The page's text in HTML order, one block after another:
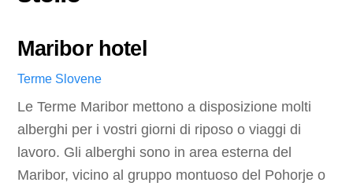
Maribor hotel
Terme Slovene
Le Terme Maribor mettono a disposizione molti
alberghi per i vostri giorni di riposo o viaggi di
lavoro. Gli alberghi sono in area esterna del
Maribor, vicino al gruppo montuoso del Pohorje o